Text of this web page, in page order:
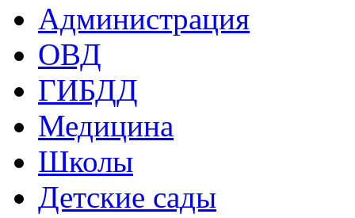
Администрация
ОВД
ГИБДД
Медицина
Школы
Детские сады